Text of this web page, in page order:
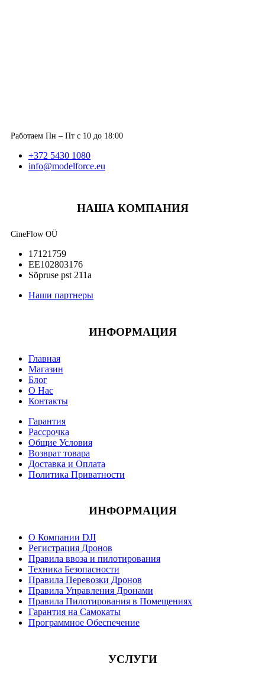
Работаем Пн – Пт с 10 до 18:00
+372 5430 1080
info@modelforce.eu
НАША КОМПАНИЯ
CineFlow OÜ
17121759
EE102803176
Sõpruse pst 211a
Наши партнеры
ИНФОРМАЦИЯ
Главная
Магазин
Блог
О Нас
Контакты
Гарантия
Рассрочка
Общие Условия
Возврат товара
Доставка и Оплата
Политика Приватности
ИНФОРМАЦИЯ
О Компании DJI
Регистрация Дронов
Правила ввоза и пилотирования
Техника Безопасности
Правила Перевозки Дронов
Правила Управления Дронами
Правила Пилотирования в Помещениях
Гарантия на Самокаты
Программное Обеспечение
УСЛУГИ